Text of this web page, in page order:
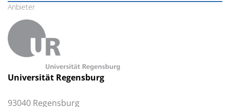
Anbieter
Universität Regensburg
93040 Regensburg